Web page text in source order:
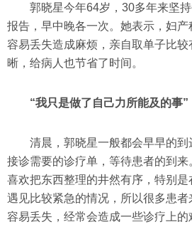
郭晓星今年64岁，30多年来坚
报告，早中晚各一次。她表示，妇产
容易丢失造成麻烦，亲自取单子比
晰，给病人也节省了时间。
“我只是做了自己力所能及的事”
清晨，郭晓星一般都会早早的
接诊需要的诊疗单，等待患者的到来
喜欢把东西整理的井然有序，特别
遇见比较紧急的情况，所以很多患
容易丢失，经常会造成一些诊疗上的